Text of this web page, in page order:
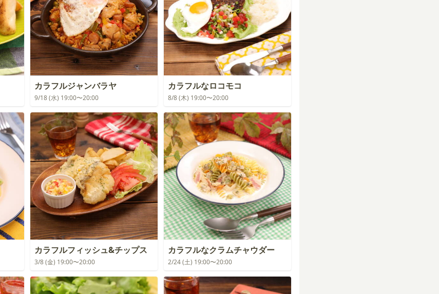
カラフルジャンバラヤ
9/18 (水) 19:00〜20:00
カラフルなロコモコ
8/8 (木) 19:00〜20:00
カラフルフィッシュ&チップス
3/8 (金) 19:00〜20:00
カラフルなクラムチャウダー
2/24 (土) 19:00〜20:00